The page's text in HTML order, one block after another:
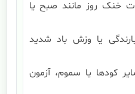
خنک روز مانند صبح یا
یا وزش باد شدید
کودها یا سموم، آزمون